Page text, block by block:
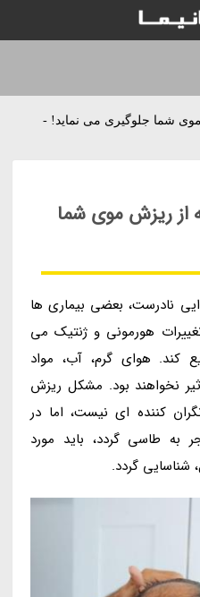
شما جلوگیری می نماید! -
از ریزش موی شما
نادرست، بعضی بیماری ها
هورمونی و ژنتیک می
کند. هوای گرم، آب، مواد
نخواهند بود. مشکل ریزش
کننده ای نیست، اما در
به طاسی گردد، باید مورد
شناسایی گردد.